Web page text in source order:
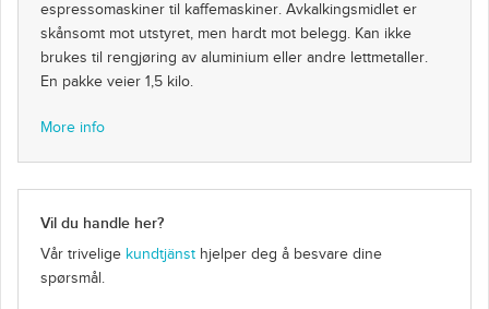
espressomaskiner til kaffemaskiner. Avkalkingsmidlet er
skånsomt mot utstyret, men hardt mot belegg. Kan ikke
brukes til rengjøring av aluminium eller andre lettmetaller.
En pakke veier 1,5 kilo.
More info
Vil du handle her?
Vår trivelige kundtjänst hjelper deg å besvare dine
spørsmål.